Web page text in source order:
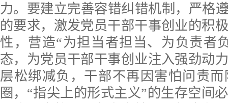
力。要建立完善容错纠错机制，严格
的要求，激发党员干部干事创业的积
性，营造“为担当者担当、为负责者
态，为党员干部干事创业注入强劲动
层松绑减负，干部不再因害怕问责
圈，“指尖上的形式主义”的生存空间